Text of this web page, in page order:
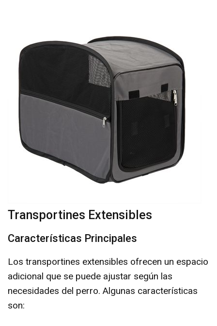
Transportines Extensibles
Características Principales
Los transportines extensibles ofrecen un espacio
adicional que se puede ajustar según las
necesidades del perro. Algunas características
son: